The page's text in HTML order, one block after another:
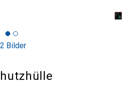
2 Bilder